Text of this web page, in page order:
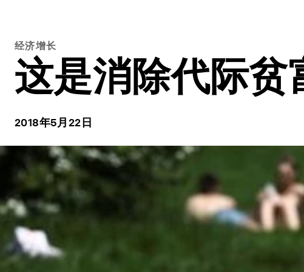
经济增长
这是消除代际贫
2018年5月22日